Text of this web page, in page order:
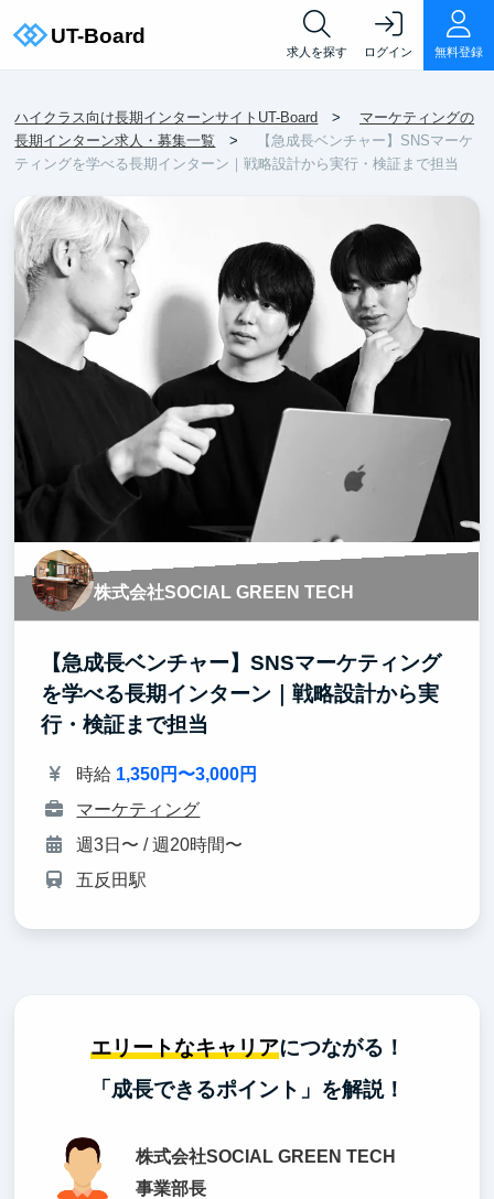
求人を探す ログイン 無料登録
ハイクラス向け長期インターンサイトUT-Board
マーケティングの
長期インターン求人・募集一覧
【急成長ベンチャー】SNSマーケ
ティングを学べる長期インターン｜戦略設計から実行・検証まで担当
株式会社SOCIAL GREEN TECH
【急成長ベンチャー】SNSマーケティング
を学べる長期インターン｜戦略設計から実
行・検証まで担当
時給 1,350円〜3,000円
マーケティング
週3日〜 / 週20時間〜
五反田駅
エリートなキャリアにつながる！
「成長できるポイント」を解説！
株式会社SOCIAL GREEN TECH
事業部長